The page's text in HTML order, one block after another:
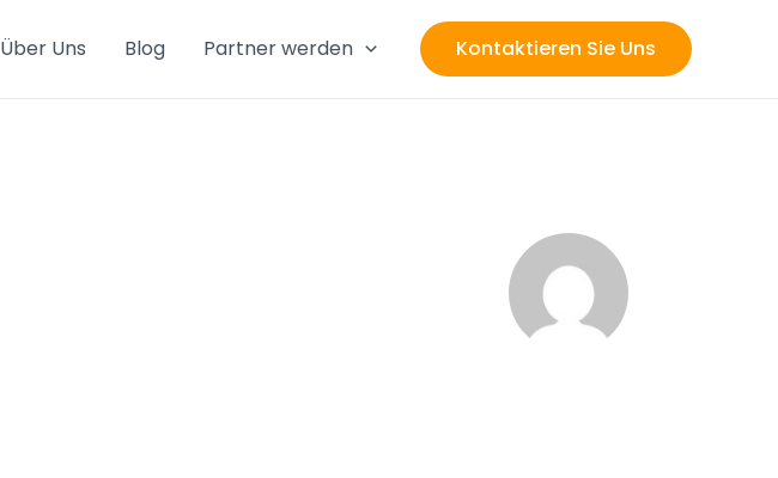
Über Uns Blog Partner werden Kontaktieren Sie Uns